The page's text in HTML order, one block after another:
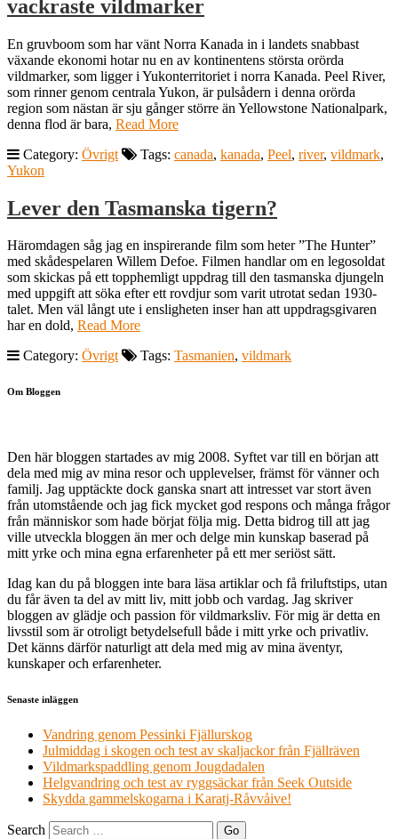
vackraste vildmarker
En gruvboom som har vänt Norra Kanada in i landets snabbast
växande ekonomi hotar nu en av kontinentens största orörda
vildmarker, som ligger i Yukonterritoriet i norra Kanada. Peel River,
som rinner genom centrala Yukon, är pulsådern i denna orörda
region som nästan är sju gånger större än Yellowstone Nationalpark,
denna flod är bara, Read More
Category: Övrigt Tags: canada, kanada, Peel, river, vildmark,
Yukon
Lever den Tasmanska tigern?
Häromdagen såg jag en inspirerande film som heter ”The Hunter”
med skådespelaren Willem Defoe. Filmen handlar om en legosoldat
som skickas på ett topphemligt uppdrag till den tasmanska djungeln
med uppgift att söka efter ett rovdjur som varit utrotat sedan 1930-
talet. Men väl långt ute i ensligheten inser han att uppdragsgivaren
har en dold, Read More
Category: Övrigt Tags: Tasmanien, vildmark
Om Bloggen
Den här bloggen startades av mig 2008. Syftet var till en början att
dela med mig av mina resor och upplevelser, främst för vänner och
familj. Jag upptäckte dock ganska snart att intresset var stort även
från utomstående och jag fick mycket god respons och många frågor
från människor som hade börjat följa mig. Detta bidrog till att jag
ville utveckla bloggen än mer och delge min kunskap baserad på
mitt yrke och mina egna erfarenheter på ett mer seriöst sätt.
Idag kan du på bloggen inte bara läsa artiklar och få friluftstips, utan
du får även ta del av mitt liv, mitt jobb och vardag. Jag skriver
bloggen av glädje och passion för vildmarksliv. För mig är detta en
livsstil som är otroligt betydelsefull både i mitt yrke och privatliv.
Det känns därför naturligt att dela med mig av mina äventyr,
kunskaper och erfarenheter.
Senaste inläggen
Vandring genom Pessinki Fjällurskog
Julmiddag i skogen och test av skaljackor från Fjällräven
Vildmarkspaddling genom Jougdadalen
Helgvandring och test av ryggsäckar från Seek Outside
Skydda gammelskogarna i Karatj-Råvvåive!
Search